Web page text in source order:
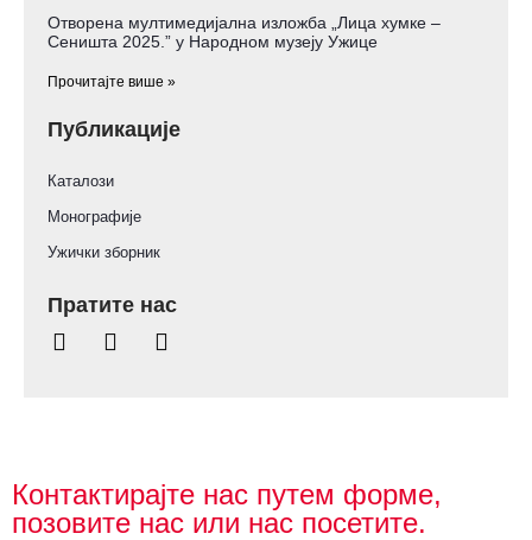
Отворена мултимедијална изложба „Лица хумке –
Сеништа 2025.” у Народном музеју Ужице
Прочитајте више »
Публикације
Каталози
Монографије
Ужички зборник
Пратите нас
Контактирајте нас путем форме,
позовите нас или нас посетите.